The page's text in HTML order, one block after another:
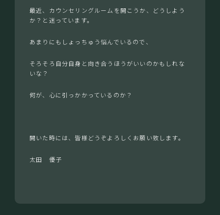
最近、カウンセリングルームを開こうか、どうしよう
か？と迷っています。
あまりにもしょっちゅう悩んでいるので、
そろそろ自分自身と向き合うほうがいいのかもしれな
いな？
何が、心に引っかかっているのか？
開いた時には、皆様どうぞよろしくお願い致します。
太田 優子